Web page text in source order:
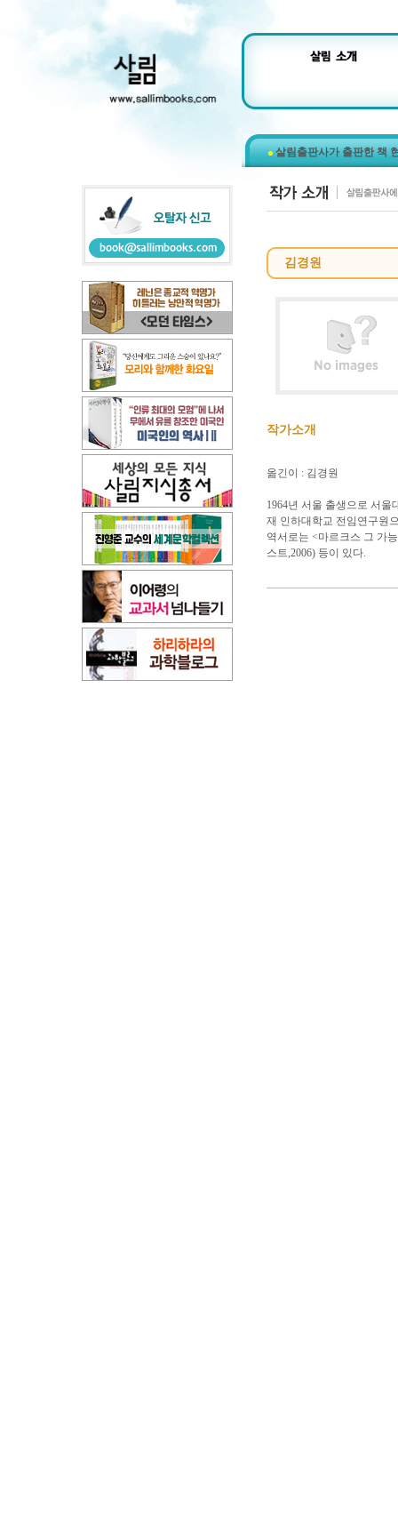
살림출판사가 출판한 책
김경원
작가소개
옮긴이 : 김경원
1964년 서울 출생으로 서
재 인하대학교 전임연구원
역서로는 <마르크스 그 가
스트,2006) 등이 있다.